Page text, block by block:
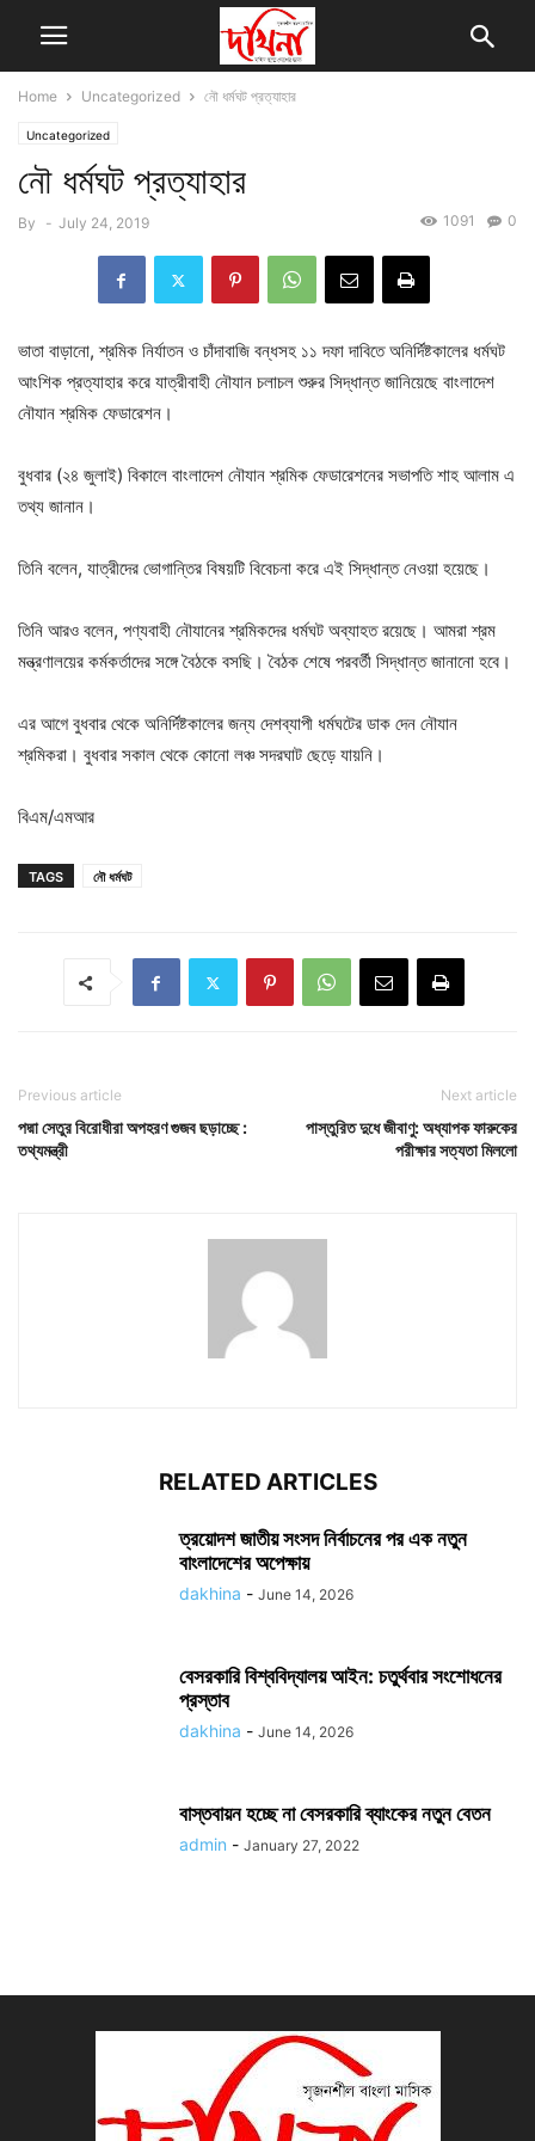
Home Uncategorized নৌ ধর্মঘট প্রত্যাহার
Uncategorized
নৌ ধর্মঘট প্রত্যাহার
By - July 24, 2019 0
1091
ভাতা বাড়ানো, শ্রমিক নির্যাতন ও চাঁদাবাজি বন্ধসহ ১১ দফা দাবিতে অনির্দিষ্টকালের ধর্মঘট
আংশিক প্রত্যাহার করে যাত্রীবাহী নৌযান চলাচল শুরুর সিদ্ধান্ত জানিয়েছে বাংলাদেশ
নৌযান শ্রমিক ফেডারেশন।
বুধবার (২৪ জুলাই) বিকালে বাংলাদেশ নৌযান শ্রমিক ফেডারেশনের সভাপতি শাহ আলাম এ
তথ্য জানান।
তিনি বলেন, যাত্রীদের ভোগান্তির বিষয়টি বিবেচনা করে এই সিদ্ধান্ত নেওয়া হয়েছে।
তিনি আরও বলেন, পণ্যবাহী নৌযানের শ্রমিকদের ধর্মঘট অব্যাহত রয়েছে। আমরা শ্রম
মন্ত্রণালয়ের কর্মকর্তাদের সঙ্গে বৈঠকে বসছি। বৈঠক শেষে পরবর্তী সিদ্ধান্ত জানানো হবে।
এর আগে বুধবার থেকে অনির্দিষ্টকালের জন্য দেশব্যাপী ধর্মঘটের ডাক দেন নৌযান
শ্রমিকরা। বুধবার সকাল থেকে কোনো লঞ্চ সদরঘাট ছেড়ে যায়নি।
বিএম/এমআর
TAGS নৌ ধর্মঘট
Previous article
পদ্মা সেতুর বিরোধীরা অপহরণ গুজব ছড়াচ্ছে :
তথ্যমন্ত্রী
Next article
পাস্তুরিত দুধে জীবাণু: অধ্যাপক ফারুকের
পরীক্ষার সত্যতা মিললো
RELATED ARTICLES
ত্রয়োদশ জাতীয় সংসদ নির্বাচনের পর এক নতুন
বাংলাদেশের অপেক্ষায়
dakhina - June 14, 2026
বেসরকারি বিশ্ববিদ্যালয় আইন: চতুর্থবার সংশোধনের
প্রস্তাব
dakhina - June 14, 2026
বাস্তবায়ন হচ্ছে না বেসরকারি ব্যাংকের নতুন বেতন
admin - January 27, 2022